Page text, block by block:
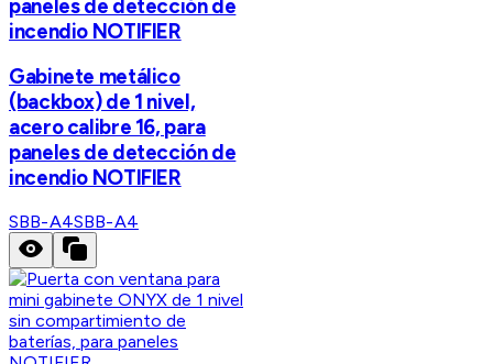
paneles de detección de
incendio NOTIFIER
Gabinete metálico
(backbox) de 1 nivel,
acero calibre 16, para
paneles de detección de
incendio NOTIFIER
SBB-A4SBB-A4